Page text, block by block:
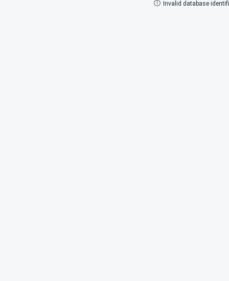
Invalid database